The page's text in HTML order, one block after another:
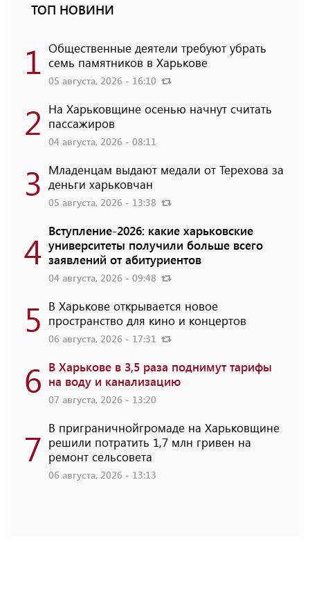
ТОП НОВИНИ
1 Общественные деятели требуют убрать
семь памятников в Харькове
05 августа, 2026 - 16:10
2 На Харьковщине осенью начнут считать
пассажиров
04 августа, 2026 - 08:11
3 Младенцам выдают медали от Терехова за
деньги харьковчан
05 августа, 2026 - 13:38
4 Вступление-2026: какие харьковские
университеты получили больше всего
заявлений от абитуриентов
04 августа, 2026 - 09:48
5 В Харькове открывается новое
пространство для кино и концертов
06 августа, 2026 - 17:31
6 В Харькове в 3,5 раза поднимут тарифы
на воду и канализацию
07 августа, 2026 - 13:20
7 В приграничнойгромаде на Харьковщине
решили потратить 1,7 млн ​​гривен на
ремонт сельсовета
06 августа, 2026 - 13:13